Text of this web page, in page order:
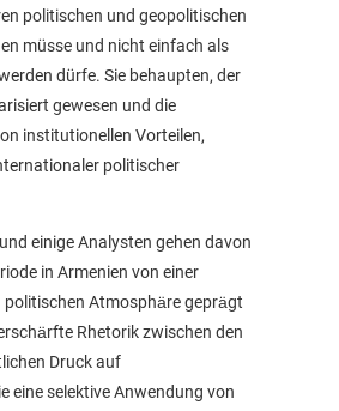
politischen und geopolitischen
müsse und nicht einfach als
dürfe. Sie behaupten, der
gewesen und die
institutionellen Vorteilen,
politischer
einige Analysten gehen davon
in Armenien von einer
Atmosphäre geprägt
Rhetorik zwischen den
Druck auf
eine selektive Anwendung von